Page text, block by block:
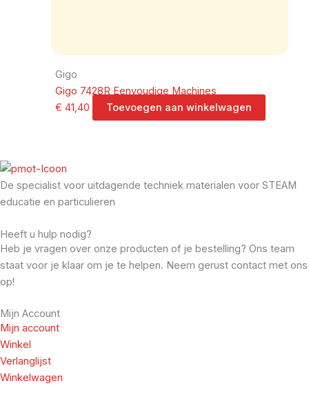
Gigo
Gigo 7428R Eenvoudige Machines
€ 41,40 Toevoegen aan winkelwagen
De specialist voor uitdagende techniek materialen voor STEAM
educatie en particulieren
Heeft u hulp nodig?
Heb je vragen over onze producten of je bestelling? Ons team
staat voor je klaar om je te helpen. Neem gerust contact met ons
op!
Mijn Account
Mijn account
Winkel
Verlanglijst
Winkelwagen